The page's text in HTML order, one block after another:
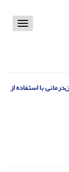
Toggle
با استفاده از